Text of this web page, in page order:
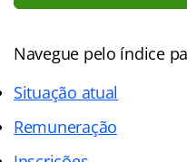
Navegue pelo índice
Situação atual
Remuneração